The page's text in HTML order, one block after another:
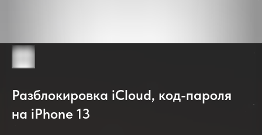
Разблокировка iCloud, код-пароля
на iPhone 13